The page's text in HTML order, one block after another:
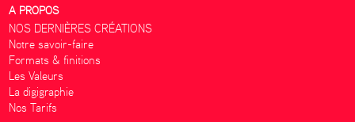
A PROPOS
NOS DERNIÈRES CRÉATIONS
Notre savoir-faire
Formats & finitions
Les Valeurs
La digigraphie
Nos Tarifs